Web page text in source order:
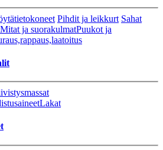
Pihdit ja leikkurt Sahat
Mitat ja suorakulmatPuukot ja
Lakat